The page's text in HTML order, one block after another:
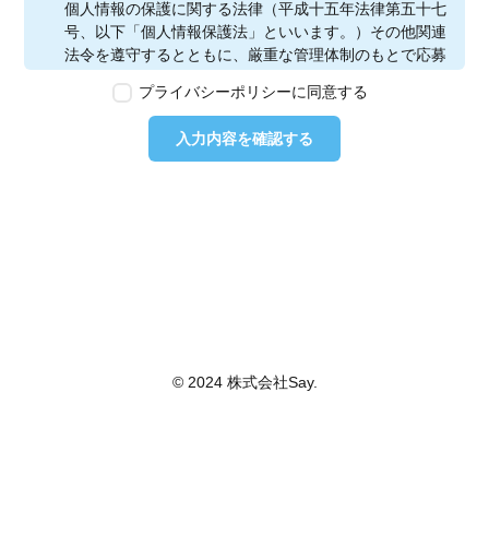
個人情報の保護に関する法律（平成十五年法律第五十七
号、以下「個人情報保護法」といいます。）その他関連
法令を遵守するとともに、厳重な管理体制のもとで応募
本ウェブサイトで取得する個人情報に限り適用されるも
のとします。
第2条　個人情報の定義
情報取扱事業者が、開示、内容の訂正、追加又は削除、
プライバシーポリシーに同意する
入力内容を確認する
© 2024 株式会社Say.